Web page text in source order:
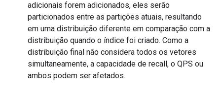
adicionais forem adicionados, eles serão
particionados entre as partições atuais, resultando
em uma distribuição diferente em comparação com a
distribuição quando o índice foi criado. Como a
distribuição final não considera todos os vetores
simultaneamente, a capacidade de recall, o QPS ou
ambos podem ser afetados.